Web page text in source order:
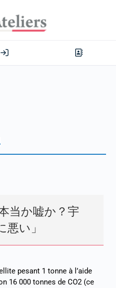
当か嘘か？宇
悪い」
pesant 1 tonne à l’aide
16 000 tonnes de CO2 (ce